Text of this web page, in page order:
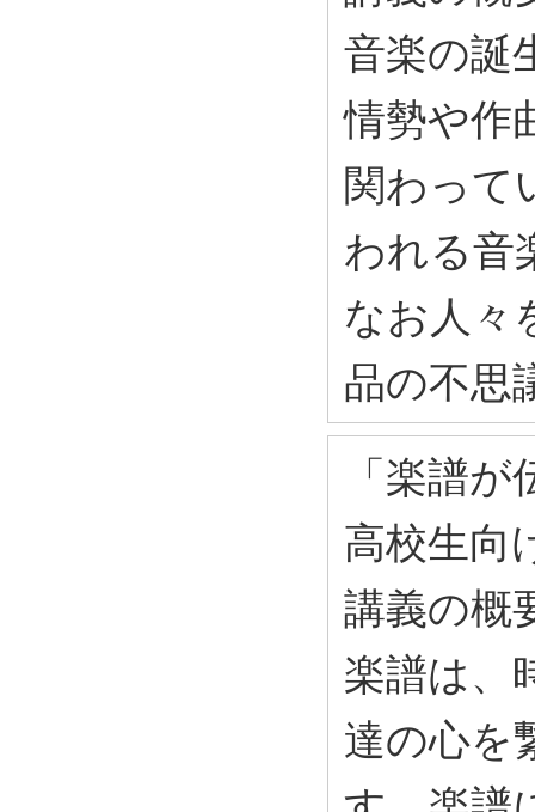
音楽の誕
情勢や作
関わって
われる音
なお人々
品の不思
「楽譜
高校生向
講義の概
楽譜は、
達の心を